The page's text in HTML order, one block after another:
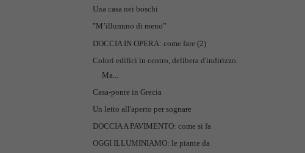
Una casa nei boschi
"M’illumino di meno”
DOCCIA IN OPERA: come fare (2)
Colori edifici in centro, delibera d'indirizzo.
Ma...
Casa-ponte in Grecia
Un letto all'aperto per sognare
DOCCIA A PAVIMENTO: come si fa
OGGI ILLUMINIAMO: le piante da